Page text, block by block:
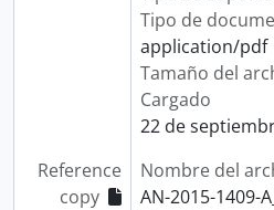
Tipo de
application/pdf
Tamaño del
Cargado
22 de
Reference
copy
Nombre del
AN-2015-1409-